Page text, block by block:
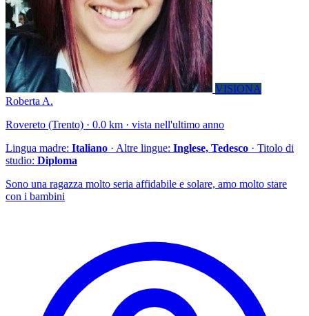
VISIONA
Roberta A.
Rovereto (Trento) · 0.0 km · vista nell'ultimo anno
Lingua madre: Italiano · Altre lingue: Inglese, Tedesco · Titolo di
studio: Diploma
Sono una ragazza molto seria affidabile e solare, amo molto stare
con i bambini